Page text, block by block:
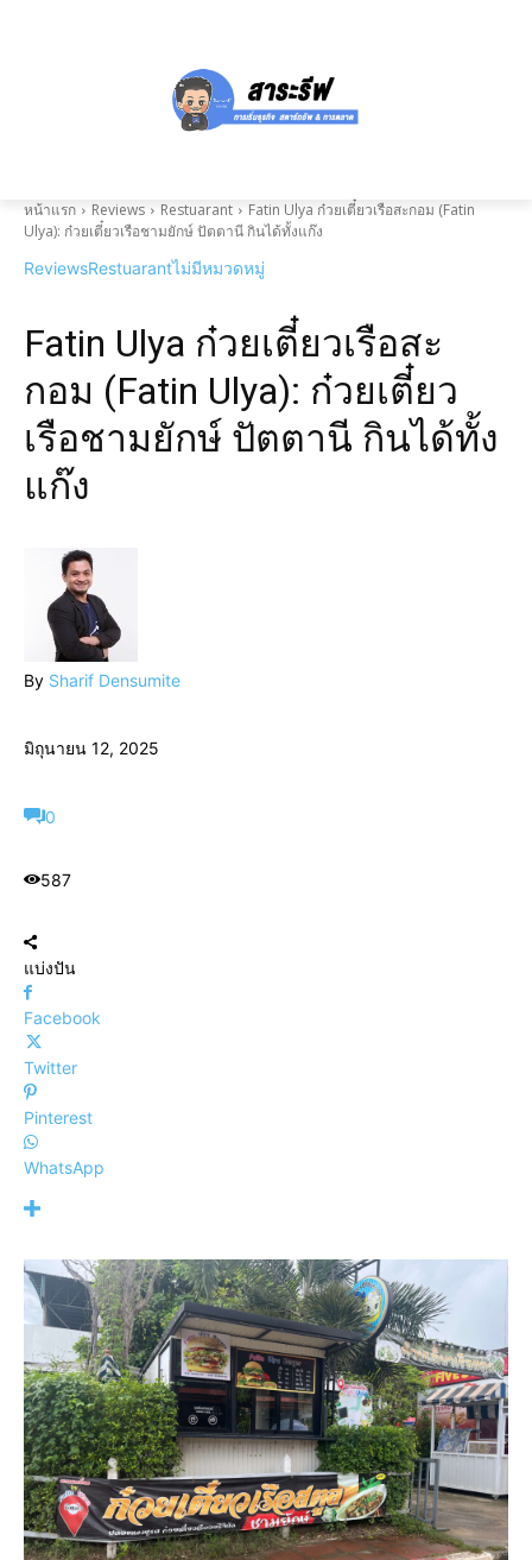
หน้าแรก Reviews Restuarant
Fatin Ulya ก๋วยเตี๋ยวเรือสะกอม (Fatin
Ulya): ก๋วยเตี๋ยวเรือชามยักษ์ ปัตตานี กินได้ทั้งแก๊ง
ReviewsRestuarantไม่มีหมวดหมู่
Fatin Ulya ก๋วยเตี๋ยวเรือสะ
กอม (Fatin Ulya): ก๋วยเตี๋ยว
เรือชามยักษ์ ปัตตานี กินได้ทั้ง
แก๊ง
By Sharif Densumite
มิถุนายน 12, 2025
0
587
แบ่งปัน
Facebook
Twitter
Pinterest
WhatsApp